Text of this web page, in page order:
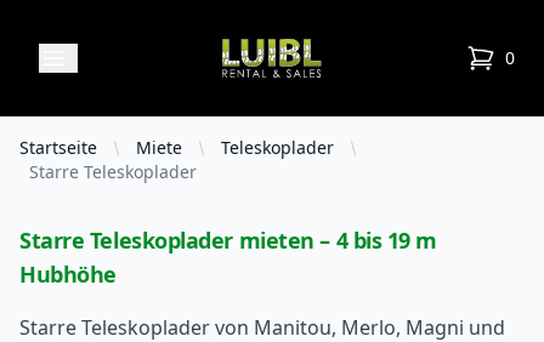
Luibl Rental & Sales 0
items
Startseite Miete
Teleskoplader
Starre Teleskoplader
Starre Teleskoplader mieten – 4 bis 19 m
Hubhöhe
Starre Teleskoplader von Manitou, Merlo, Magni und